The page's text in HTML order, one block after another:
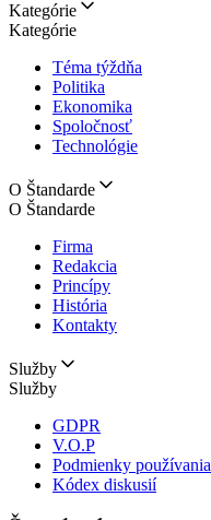
Kategórie
Kategórie
Téma týždňa
Politika
Ekonomika
Spoločnosť
Technológie
O Štandarde
O Štandarde
Firma
Redakcia
Princípy
História
Kontakty
Služby
Služby
GDPR
V.O.P
Podmienky používania
Kódex diskusií